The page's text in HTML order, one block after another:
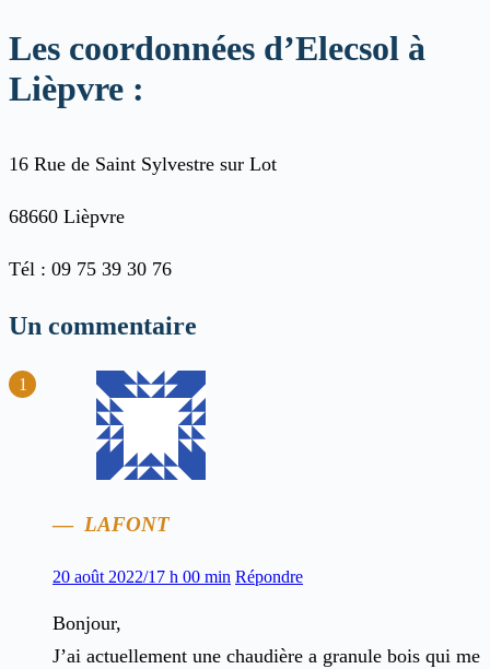
Les coordonnées d’Elecsol à
Lièpvre :
16 Rue de Saint Sylvestre sur Lot
68660 Lièpvre
Tél : 09 75 39 30 76
Un commentaire
LAFONT
20 août 2022/17 h 00 min Répondre
Bonjour,
J’ai actuellement une chaudière a granule bois qui me